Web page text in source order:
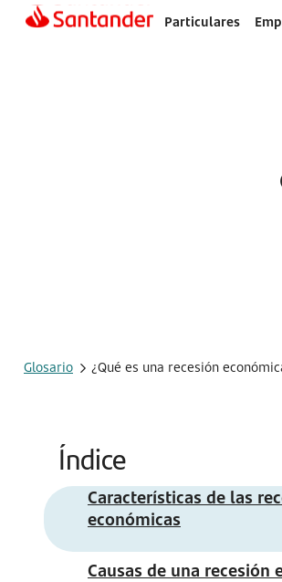
Particulares
Glosario ¿Qué es una recesión
Índice
Características de las
económicas
Causas de una recesión